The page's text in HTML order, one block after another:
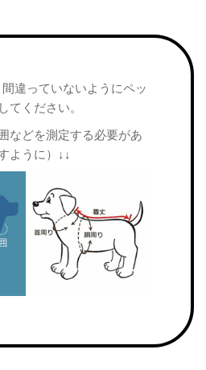
違っていないようにペッ
てください。
などを測定する必要があ
ように）↓↓